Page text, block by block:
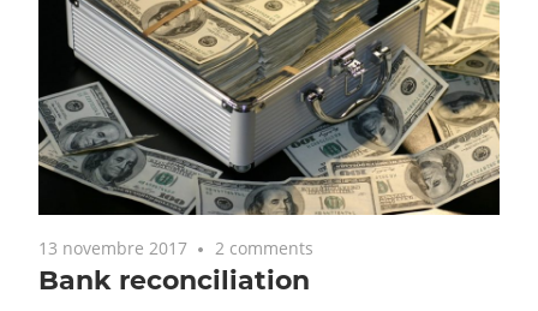
13 novembre 2017 2 comments
Bank reconciliation